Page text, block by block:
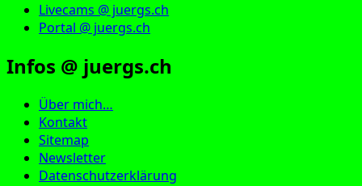
Livecams @ juergs.ch
Portal @ juergs.ch
Infos @ juergs.ch
Über mich…
Kontakt
Sitemap
Newsletter
Datenschutzerklärung